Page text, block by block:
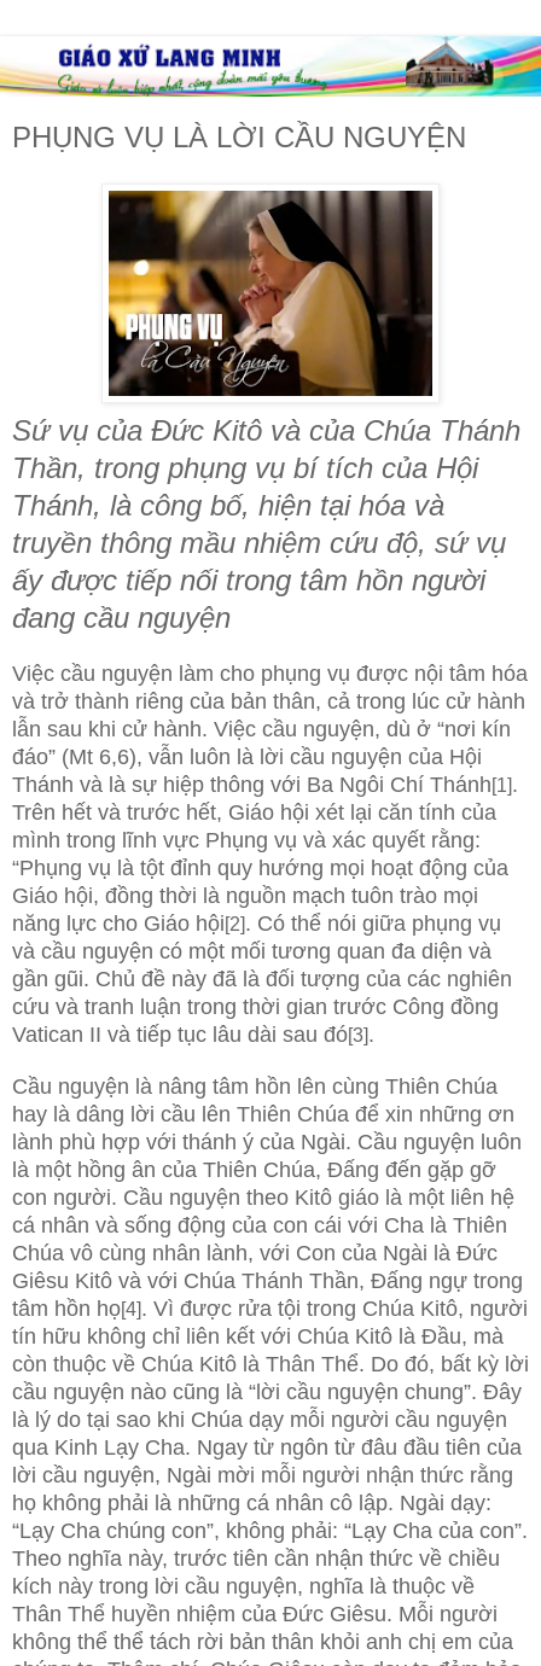
PHỤNG VỤ LÀ LỜI CẦU NGUYỆN
Sứ vụ của Đức Kitô và của Chúa Thánh
Thần, trong phụng vụ bí tích của Hội
Thánh, là công bố, hiện tại hóa và
truyền thông mầu nhiệm cứu độ, sứ vụ
ấy được tiếp nối trong tâm hồn người
đang cầu nguyện
Việc cầu nguyện làm cho phụng vụ được nội tâm hóa
và trở thành riêng của bản thân, cả trong lúc cử hành
lẫn sau khi cử hành. Việc cầu nguyện, dù ở “nơi kín
đáo” (Mt 6,6), vẫn luôn là lời cầu nguyện của Hội
Thánh và là sự hiệp thông với Ba Ngôi Chí Thánh[1].
Trên hết và trước hết, Giáo hội xét lại căn tính của
mình trong lĩnh vực Phụng vụ và xác quyết rằng:
“Phụng vụ là tột đỉnh quy hướng mọi hoạt động của
Giáo hội, đồng thời là nguồn mạch tuôn trào mọi
năng lực cho Giáo hội[2]. Có thể nói giữa phụng vụ
và cầu nguyện có một mối tương quan đa diện và
gần gũi. Chủ đề này đã là đối tượng của các nghiên
cứu và tranh luận trong thời gian trước Công đồng
Vatican II và tiếp tục lâu dài sau đó[3].
Cầu nguyện là nâng tâm hồn lên cùng Thiên Chúa
hay là dâng lời cầu lên Thiên Chúa để xin những ơn
lành phù hợp với thánh ý của Ngài. Cầu nguyện luôn
là một hồng ân của Thiên Chúa, Ðấng đến gặp gỡ
con người. Cầu nguyện theo Kitô giáo là một liên hệ
cá nhân và sống động của con cái với Cha là Thiên
Chúa vô cùng nhân lành, với Con của Ngài là Ðức
Giêsu Kitô và với Chúa Thánh Thần, Ðấng ngự trong
tâm hồn họ[4]. Vì được rửa tội trong Chúa Kitô, người
tín hữu không chỉ liên kết với Chúa Kitô là Đầu, mà
còn thuộc về Chúa Kitô là Thân Thể. Do đó, bất kỳ lời
cầu nguyện nào cũng là “lời cầu nguyện chung”. Đây
là lý do tại sao khi Chúa dạy mỗi người cầu nguyện
qua Kinh Lạy Cha. Ngay từ ngôn từ đâu đầu tiên của
lời cầu nguyện, Ngài mời mỗi người nhận thức rằng
họ không phải là những cá nhân cô lập. Ngài dạy:
“Lạy Cha chúng con”, không phải: “Lạy Cha của con”.
Theo nghĩa này, trước tiên cần nhận thức về chiều
kích này trong lời cầu nguyện, nghĩa là thuộc về
Thân Thể huyền nhiệm của Đức Giêsu. Mỗi người
không thể thể tách rời bản thân khỏi anh chị em của